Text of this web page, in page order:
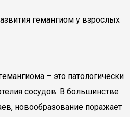
гемангиом у взрослых
– это патологически
сосудов. В большинстве
новообразование поражает